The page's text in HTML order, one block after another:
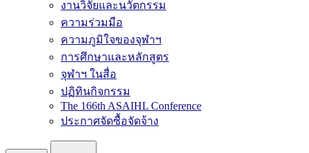
งานวิจัยและนวัตกรรม
ความร่วมมือ
ความภูมิใจของจุฬาฯ
การศึกษาและหลักสูตร
จุฬาฯ ในสื่อ
ปฏิทินกิจกรรม
The 166th ASAIHL Conference
ประกาศจัดซื้อจัดจ้าง